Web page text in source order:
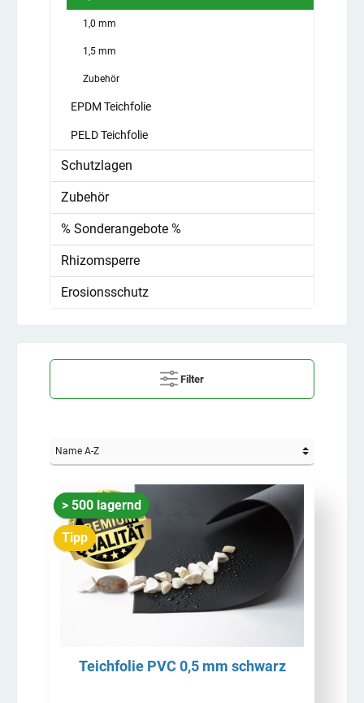
1,0 mm
1,5 mm
Zubehör
EPDM Teichfolie
PELD Teichfolie
Schutzlagen
Zubehör
% Sonderangebote %
Rhizomsperre
Erosionsschutz
Filter
> 500 lagernd
Tipp
Teichfolie PVC 0,5 mm schwarz